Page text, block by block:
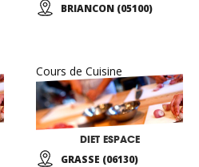
BRIANCON (05100)
Cours de Cuisine
DIET ESPACE
GRASSE (06130)